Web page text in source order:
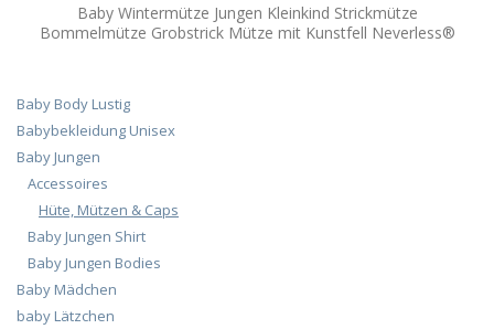
Baby Wintermütze Jungen Kleinkind Strickmütze
Bommelmütze Grobstrick Mütze mit Kunstfell Neverless®
Baby Body Lustig
Babybekleidung Unisex
Baby Jungen
Accessoires
Hüte, Mützen & Caps
Baby Jungen Shirt
Baby Jungen Bodies
Baby Mädchen
baby Lätzchen